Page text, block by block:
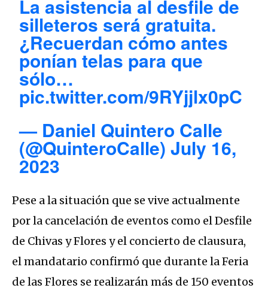
La asistencia al desfile de
silleteros será gratuita.
¿Recuerdan cómo antes
ponían telas para que
sólo…
pic.twitter.com/9RYjjlx0pC
— Daniel Quintero Calle
(@QuinteroCalle)July 16,
2023
Pese a la situación que se vive actualmente
por la cancelación de eventos como el Desfile
de Chivas y Flores y el concierto de clausura,
el mandatario confirmó que durante la Feria
de las Flores se realizarán más de 150 eventos